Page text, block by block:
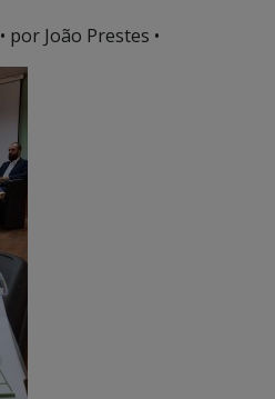
• por João Prestes •